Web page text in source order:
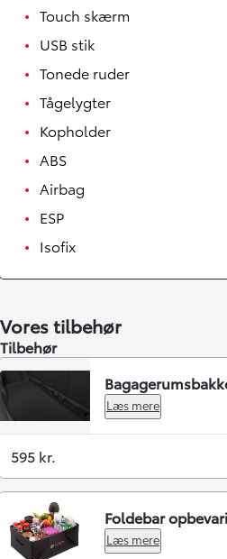
Touch skærm
USB stik
Tonede ruder
Tågelygter
Kopholder
ABS
Airbag
ESP
Isofix
Vores tilbehør
Tilbehør
Læs mere
595 kr.
Foldebar
Læs mere